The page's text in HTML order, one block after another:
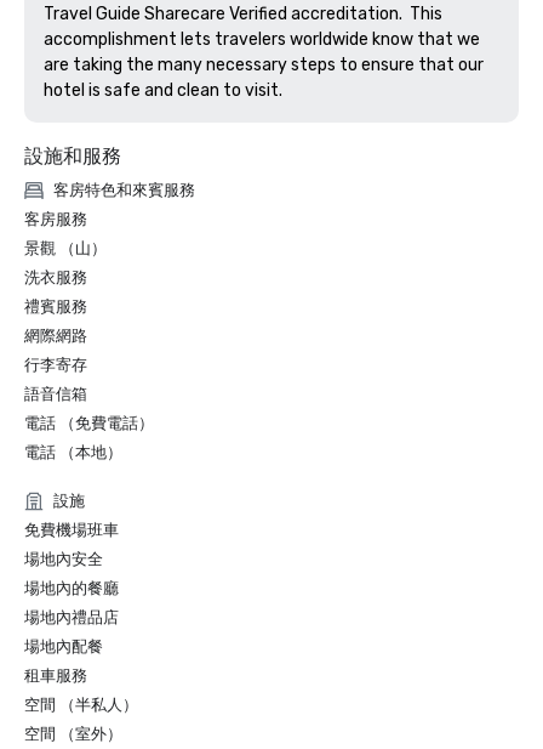
Travel Guide Sharecare Verified accreditation.  This
accomplishment lets travelers worldwide know that we
are taking the many necessary steps to ensure that our
設施和服務
客房特色和來賓服務
客房服務
景觀 （山）
洗衣服務
禮賓服務
網際網路
行李寄存
語音信箱
電話 （免費電話）
電話 （本地）
設施
免費機場班車
場地內安全
場地內的餐廳
場地內禮品店
場地內配餐
租車服務
空間 （半私人）
空間 （室外）